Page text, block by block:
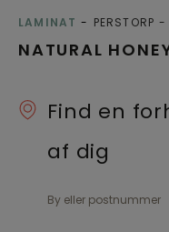
NATURAL
LAMINAT PERSTORP
Find en
af dig
By eller